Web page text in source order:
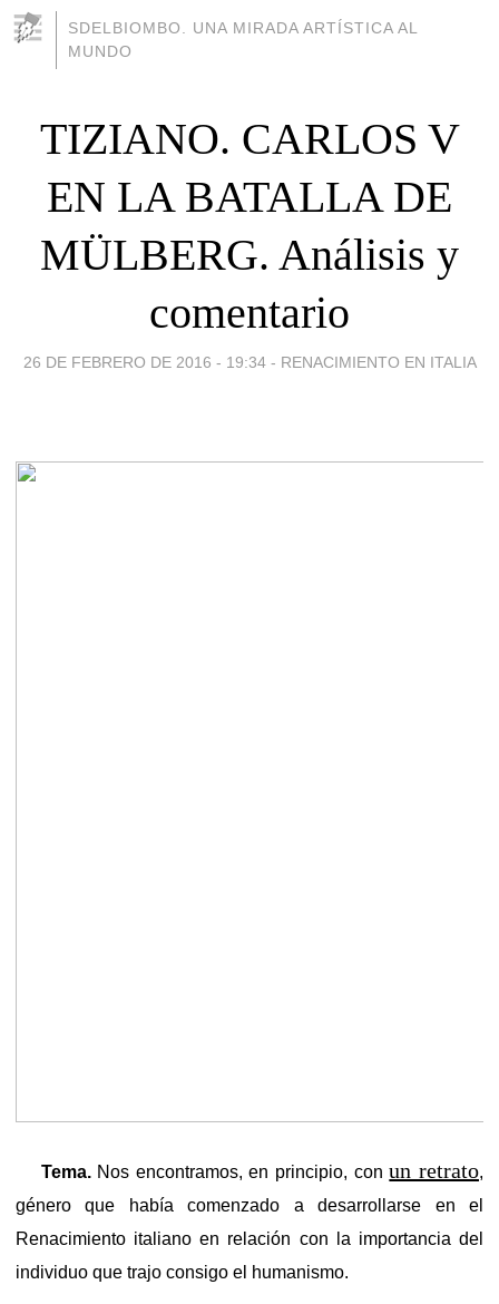
SDELBIOMBO. UNA MIRADA ARTÍSTICA AL
MUNDO
TIZIANO. CARLOS V
EN LA BATALLA DE
MÜLBERG. Análisis y
comentario
26 DE FEBRERO DE 2016 - 19:34 - RENACIMIENTO EN ITALIA
Tema.Nos encontramos, en principio, conun retrato,
género que había comenzado a desarrollarse en el
Renacimiento italiano en relación con la importancia del
individuo que trajo consigo el humanismo.